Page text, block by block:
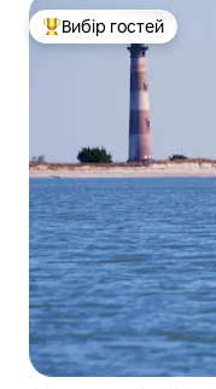
Топ вибір гостей
Вибір гостей